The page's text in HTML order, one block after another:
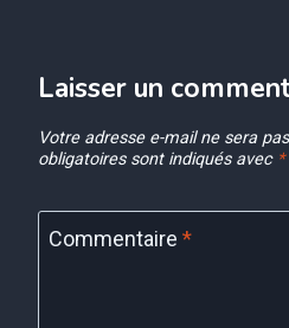
Laisser un
Votre adresse e-mail ne sera
obligatoires sont indiqués avec *
Commentaire *